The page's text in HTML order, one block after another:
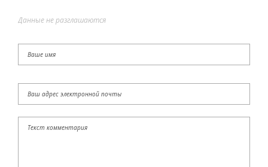
Данные не разглашаются